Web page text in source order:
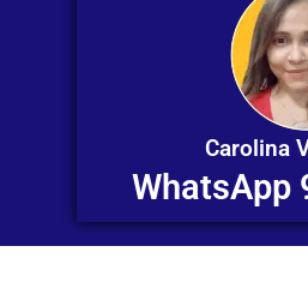
Carolina
WhatsApp